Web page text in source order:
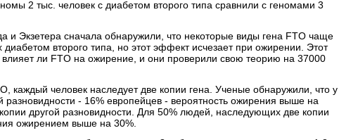
2 тыс. человек с диабетом второго типа сравнили с геномами 3
и Экзетера сначала обнаружили, что некоторые виды гена FTO чаще
второго типа, но этот эффект исчезает при ожирении. Этот
влияет ли FTO на ожирение, и они проверили свою теорию на 37000
каждый человек наследует две копии гена. Ученые обнаружили, что у
разновидности - 16% европейцев - вероятность ожирения выше на
другой разновидности. Для 50% людей, наследующих две копии
ожирением выше на 30%.